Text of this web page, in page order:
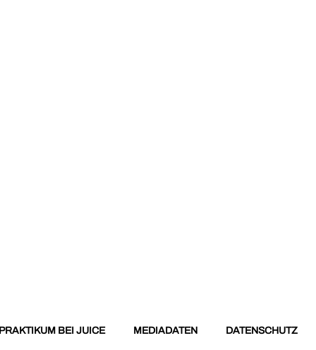
PRAKTIKUM BEI JUICE MEDIADATEN DATENSCHUTZ